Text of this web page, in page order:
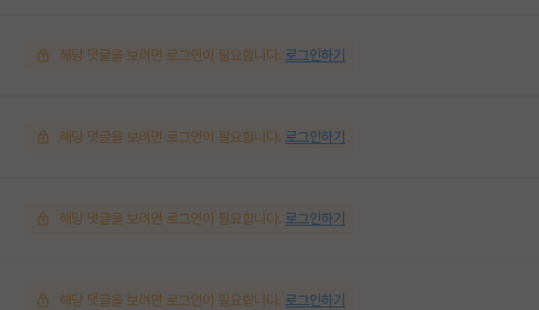
해당 댓글을 보려면 로그인이 필요합니다. 로그인하기
해당 댓글을 보려면 로그인이 필요합니다. 로그인하기
해당 댓글을 보려면 로그인이 필요합니다. 로그인하기
해당 댓글을 보려면 로그인이 필요합니다. 로그인하기